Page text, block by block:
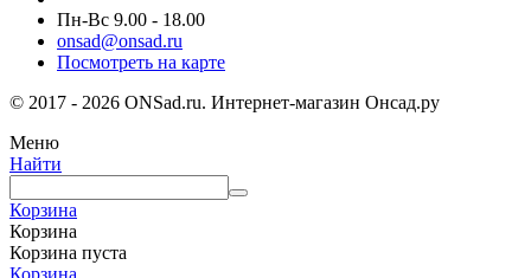
Пн-Вс 9.00 - 18.00
onsad@onsad.ru
Посмотреть на карте
© 2017 - 2026 ONSad.ru. Интернет-магазин Онсад.ру
Меню
Найти
Корзина
Корзина
Корзина пуста